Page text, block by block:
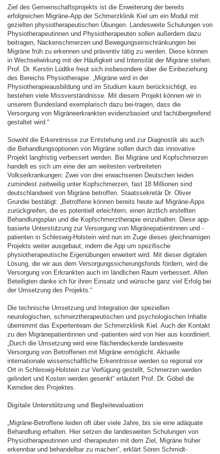
Ziel des Gemeinschaftsprojekts ist die Erweiterung der bereits
erfolgreichen Migräne-App der Schmerzklinik Kiel um ein Modul mit
gezielten physiotherapeutischen Übungen. Landesweite Schulungen von
Physiotherapeutinnen und Physiotherapeuten sollen außerdem dazu
beitragen, Nackenschmerzen und Bewegungseinschränkungen bei
Migräne früh zu erkennen und präventiv tätig zu werden. Diese können
in Wechselwirkung mit der Häufigkeit und Intensität der Migräne stehen.
Prof. Dr. Kerstin Lüdtke freut sich insbesondere über die Einbeziehung
des Bereichs Physiotherapie: „Migräne wird in der
Physiotherapieausbildung und im Studium kaum berücksichtigt, es
bestehen viele Missverständnisse. Mit diesem Projekt können wir in
unserem Bundesland exemplarisch dazu bei-tragen, dass die
Versorgung von Migräneerkrankten evidenzbasiert und fachübergreifend
gestaltet wird.“
Sowohl die Erkenntnisse zur Entstehung und zur Diagnostik als auch
die Behandlungsoptionen von Migräne sollen durch das innovative
Projekt langfristig verbessert werden. Bei Migräne und Kopfschmerzen
handelt es sich um eine der am weitesten verbreiteten
Volkserkrankungen: Zwei von drei erwachsenen Deutschen leiden
zumindest zeitweilig unter Kopfschmerzen, fast 18 Millionen sind
deutschlandweit von Migräne betroffen. Staatssekretär Dr. Oliver
Grundei bestätigt: „Betroffene können bereits heute auf Migräne-Apps
zurückgreifen, die es potentiell erleichtern, einen ärztlich erstellten
Behandlungsplan und die Kopfschmerztherapie einzuhalten. Diese app-
basierte Unterstützung zur Versorgung von Migränepatientinnen und -
patienten in Schleswig-Holstein wird nun im Zuge dieses gleichnamigen
Projekts weiter ausgebaut, indem die App um spezifische
physiotherapeutische Eigenübungen erweitert wird. Mit dieser digitalen
Lösung, die wir aus dem Versorgungssicherungsfonds fördern, wird die
Versorgung von Erkrankten auch im ländlichen Raum verbessert. Allen
Beteiligten danke ich für ihren Einsatz und wünsche ganz viel Erfolg bei
der Umsetzung des Projekts.“
Die technische Umsetzung und Integration der speziellen
neurologischen, schmerztherapeutischen und psychologischen Inhalte
übernimmt das Expertenteam der Schmerzklinik Kiel. Auch der Kontakt
zu den Migränepatientinnen und -patienten wird von hier aus koordiniert.
„Durch die Umsetzung wird eine flächendeckende landesweite
Versorgung von Betroffenen mit Migräne ermöglicht. Aktuelle
internationale wissenschaftliche Erkenntnisse werden so regional vor
Ort in Schleswig-Holstein zur Verfügung gestellt, Schmerzen werden
gelindert und Kosten werden gesenkt“ erläutert Prof. Dr. Göbel die
Kernidee des Projektes.
Digitale Unterstützung und Begleitevaluation
„Migräne-Betroffene leiden oft über viele Jahre, bis sie eine adäquate
Behandlung erhalten. Hier setzen die landesweiten Schulungen von
Physiotherapeutinnen und -therapeuten mit dem Ziel, Migräne früher
erkennbar und behandelbar zu machen“, erklärt Sören Schmidt-